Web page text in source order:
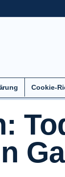
Cookie-